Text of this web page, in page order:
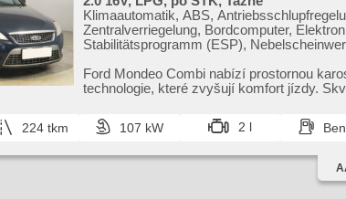
Klimaautomatik, ABS,
Zentralverriegelung, Bordcomputer,
Stabilitätsprogramm (ESP),
6x Airbag, beheizte Frontscheibe,
Seitenscheiben, Autoradio, Handgetriebe
Ford Mondeo Combi nabízí prostornou
technologie,​ které zvyšují komfort jízdy.
224 tkm 107 kW 2 l